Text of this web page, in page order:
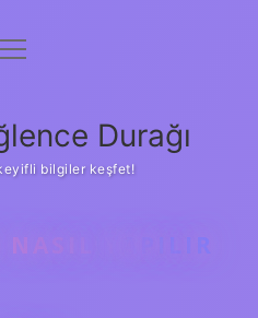
Uyarı
menüyü
Durağı
bilgiler keşfet!
YAPILIR